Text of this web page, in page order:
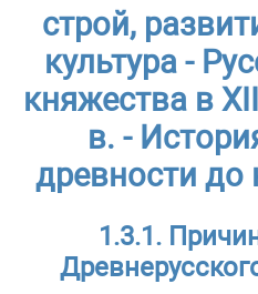
строй,
культура -
княжества в
в. -
древности до
1.3.1.